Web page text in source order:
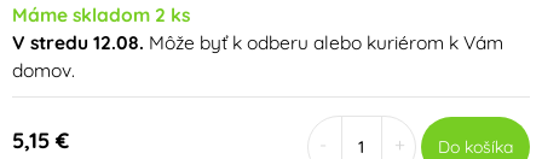
Máme skladom 2 ks
V stredu 12.08. Môže byť k odberu alebo kuriérom k Vám
domov.
5,15 € + Do košíka